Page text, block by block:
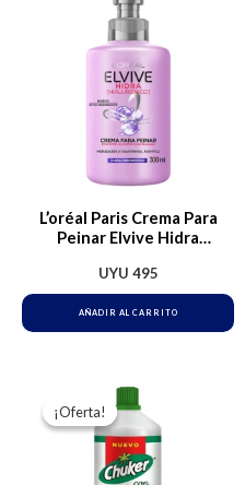
L’oréal Paris Crema Para
Peinar Elvive Hidra
Intensa Hasta Por 72h, Ideal
Para Cabello Deshidratado
UYU 495
AÑADIR AL CARRITO
¡Oferta!
¡Oferta!
El
precio
original
era:
UYU 271.